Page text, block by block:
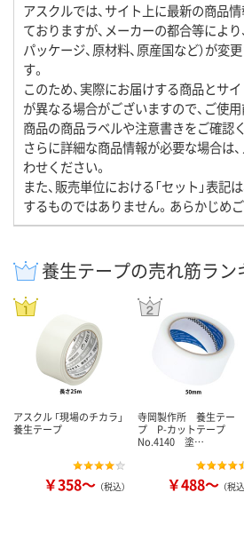
アスクルでは、サイト上に最新の商品
ておりますが、メーカーの都合等により
パッケージ、原材料、原産国など）が変
す。
このため、実際にお届けする商品とサ
が異なる場合がございますので、ご使
商品の商品ラベルや注意書きをご確認
さらに詳細な商品情報が必要な場合は
わせください。
また、販売単位における「セット」表記
するものではありません。あらかじめ
養生テープの売れ筋ラン
アスクル 「現場のチカラ」
養生テープ
￥358～ （税込）
寺岡製作所 養生テー
プ P-カットテープ
No.4140 塗…
￥488～ （税込